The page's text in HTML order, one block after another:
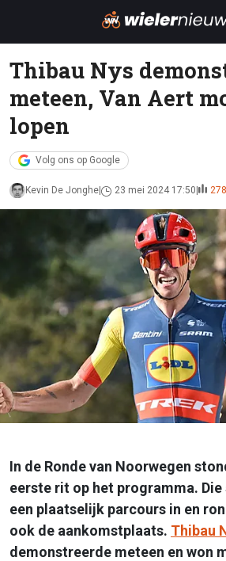
Thibau Nys
meteen, Van Aert
lopen
Volg ons op Google
Kevin De Jonghe 23 mei 2024 17:50
In de Ronde van Noorwegen
eerste rit op het programma.
een plaatselijk parcours in en
ook de aankomstplaats. Thibau
demonstreerde meteen en won